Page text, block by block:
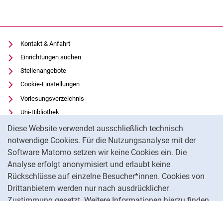
Diese Website verwendet ausschließlich technisch
notwendige Cookies. Für die Nutzungsanalyse mit der
Software Matomo setzen wir keine Cookies ein. Die
Analyse erfolgt anonymisiert und erlaubt keine
Rückschlüsse auf einzelne Besucher*innen. Cookies von
Drittanbietern werden nur nach ausdrücklicher
Kontakt & Anfahrt
Einrichtungen suchen
Stellenangebote
Cookie-Einstellungen
Vorlesungsverzeichnis
Uni-Bibliothek
Moodle
Panopto
Datenschutz
Barrierefreiheit
Transparenter KI-Einsatz